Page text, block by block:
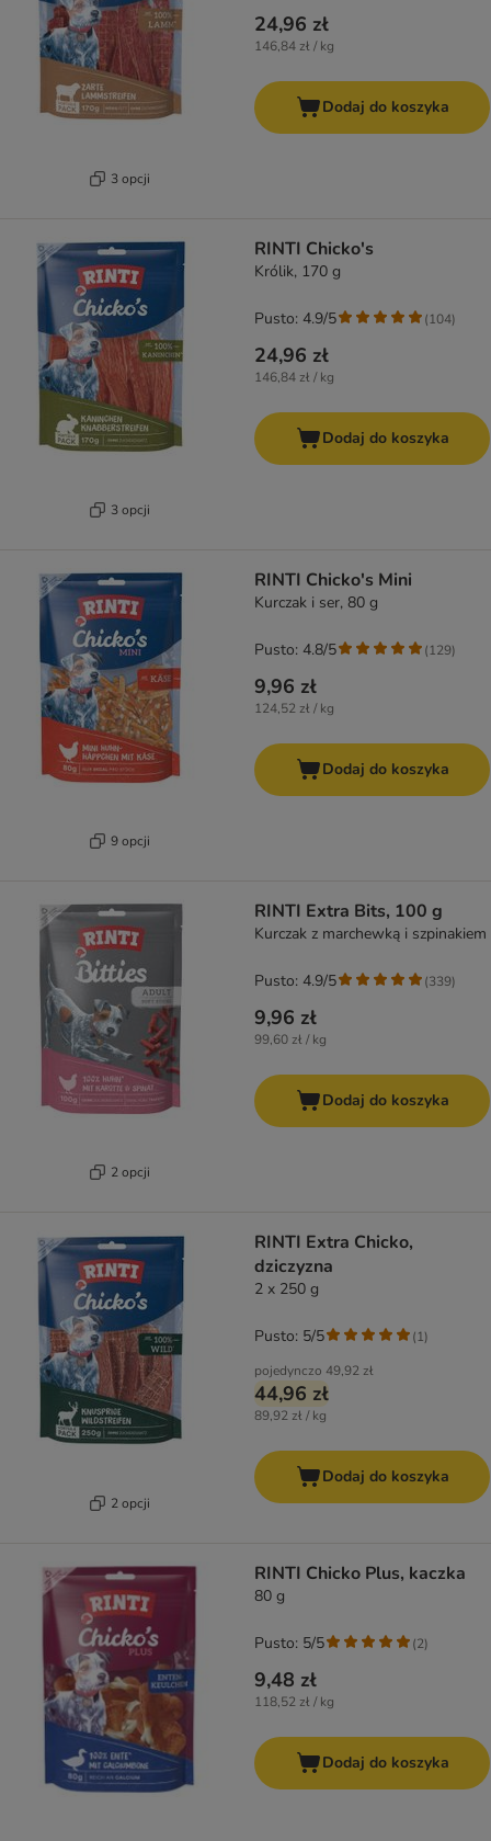
3 opcji
24,96 zł
146,84 zł / kg
Dodaj do koszyka
3 opcji
RINTI Chicko's
Królik, 170 g
24,96 zł
146,84 zł / kg
Pusto: 4.9/5 (104)
Dodaj do koszyka
9 opcji
RINTI Chicko's Mini
Kurczak i ser, 80 g
9,96 zł
124,52 zł / kg
Pusto: 4.8/5 (129)
Dodaj do koszyka
2 opcji
RINTI Extra Bits, 100 g
Kurczak z marchewką i szpinakiem
9,96 zł
99,60 zł / kg
Pusto: 4.9/5 (339)
Dodaj do koszyka
2 opcji
RINTI Extra Chicko,
dziczyzna
2 x 250 g
pojedynczo 49,92 zł
44,96 zł
89,92 zł / kg
Pusto: 5/5 (1)
Dodaj do koszyka
RINTI Chicko Plus, kaczka
80 g
9,48 zł
118,52 zł / kg
Pusto: 5/5 (2)
Dodaj do koszyka